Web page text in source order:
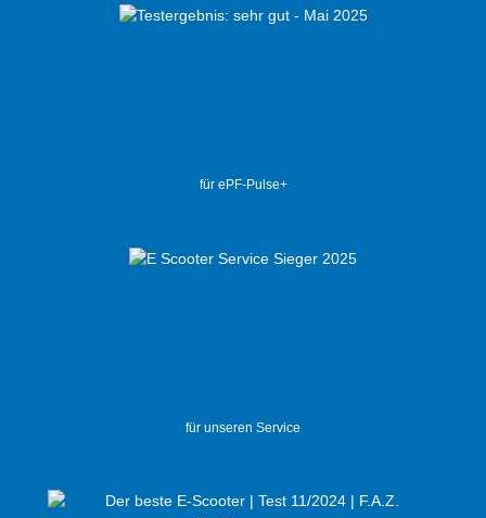
für ePF-Pulse+
für unseren Service